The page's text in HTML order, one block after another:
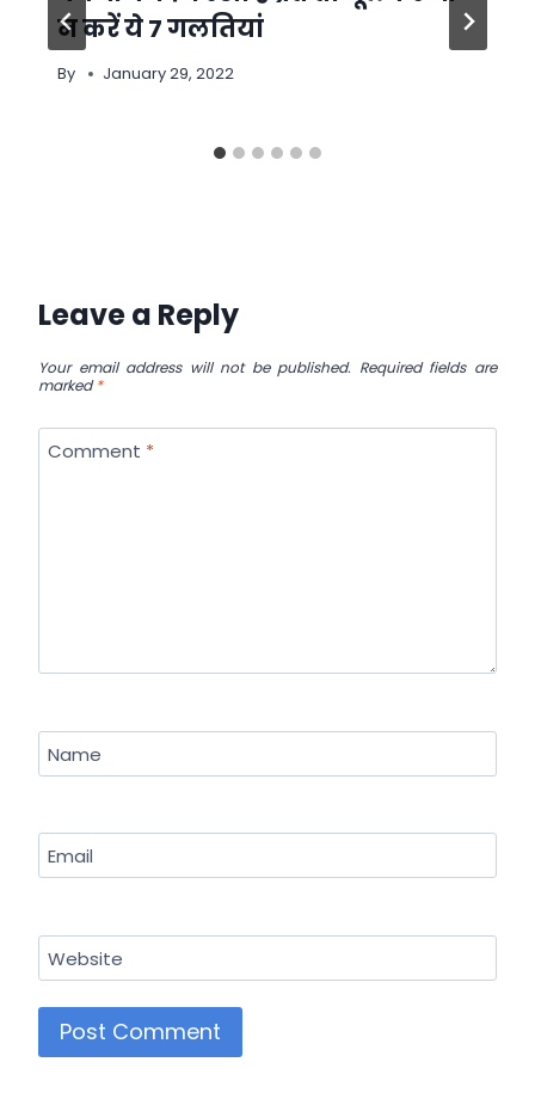
न करें ये 7 गलतियां
By January 29, 2022
Leave a Reply
Your email address will not be published. Required fields are
marked*
Comment *
Name
Email
Website